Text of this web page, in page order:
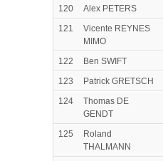
120 Alex PETERS
121
Vicente REYNES
MIMO
122 Ben SWIFT
123
Patrick GRETSCH
124
Thomas DE
GENDT
125
Roland
THALMANN